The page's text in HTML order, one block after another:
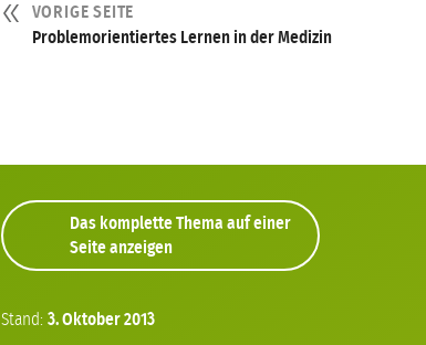
VORIGE SEITE
Problemorientiertes Lernen in der Medizin
Das komplette Thema auf einer
Seite anzeigen
Stand: 3.Oktober2013